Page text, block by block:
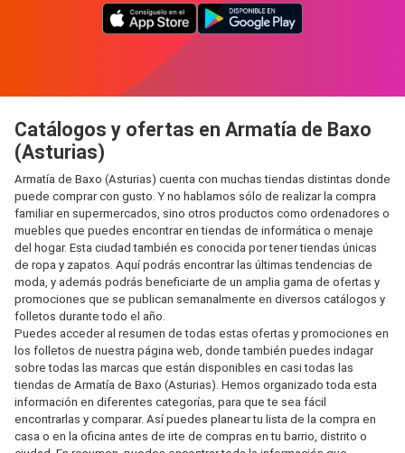
Catálogos y ofertas en Armatía de Baxo
(Asturias)
Armatía de Baxo (Asturias) cuenta con muchas tiendas distintas donde
puede comprar con gusto. Y no hablamos sólo de realizar la compra
familiar en supermercados, sino otros productos como ordenadores o
muebles que puedes encontrar en tiendas de informática o menaje
del hogar. Esta ciudad también es conocida por tener tiendas únicas
de ropa y zapatos. Aquí podrás encontrar las últimas tendencias de
moda, y además podrás beneficiarte de un amplia gama de ofertas y
promociones que se publican semanalmente en diversos catálogos y
folletos durante todo el año.
Puedes acceder al resumen de todas estas ofertas y promociones en
los folletos de nuestra página web, donde también puedes indagar
sobre todas las marcas que están disponibles en casi todas las
tiendas de Armatía de Baxo (Asturias). Hemos organizado toda esta
información en diferentes categorías, para que te sea fácil
encontrarlas y comparar. Así puedes planear tu lista de la compra en
casa o en la oficina antes de irte de compras en tu barrio, distrito o